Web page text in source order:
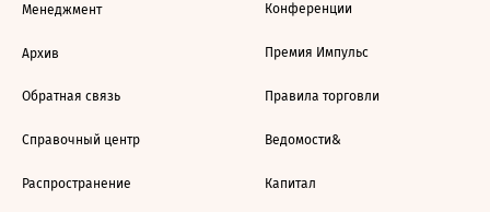
Менеджмент
Архив
Обратная связь
Справочный центр
Распространение
Конференции
Премия Импульс
Правила торговли
Ведомости&
Капитал